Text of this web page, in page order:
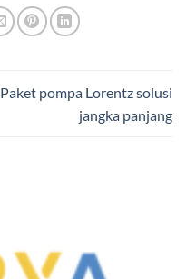
Paket pompa Lorentz solusi
jangka panjang